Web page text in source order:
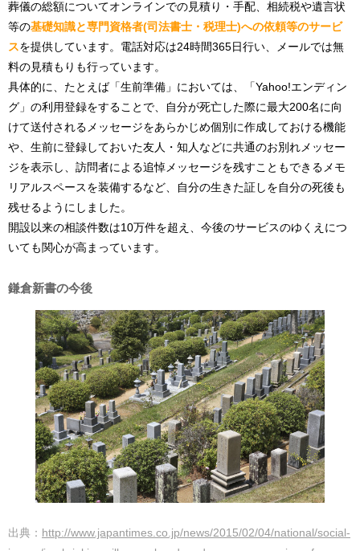
葬儀の総額についてオンラインでの見積り・手配、相続税や遺言状
等の基礎知識と専門資格者(司法書士・税理士)への依頼等のサービ
スを提供しています。 電話対応は24時間365日行い、メールでは無
料の見積もりも行っています。
具体的に、たとえば「生前準備」においては、「Yahoo!エンディン
グ」の利用登録をすることで、自分が死亡した際に最大200名に向
けて送付されるメッセージをあらかじめ個別に作成しておける機能
や、生前に登録しておいた友人・知人などに共通のお別れメッセー
ジを表示し、訪問者による追悼メッセージを残すこともできるメモ
リアルスペースを装備するなど、自分の生きた証しを自分の死後も
残せるようにしました。
開設以来の相談件数は10万件を超え、今後のサービスのゆくえにつ
いても関心が高まっています。
鎌倉新書の今後
出典： http://www.japantimes.co.jp/news/2015/02/04/national/social-